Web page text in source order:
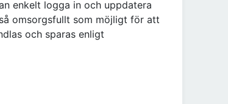
enkelt logga in och uppdatera
omsorgsfullt som möjligt för att
och sparas enligt